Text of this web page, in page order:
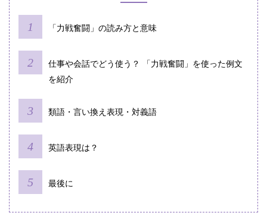
「力戦奮闘」の読み方と意味
仕事や会話でどう使う？ 「力戦奮闘」を使った例文
を紹介
類語・言い換え表現・対義語
英語表現は？
最後に